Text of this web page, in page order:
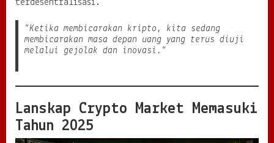
s
f
o
i
e
terdesentralisasi.
“Ketika membicarakan kripto, kita sedang
membicarakan masa depan uang yang terus diuji
melalui gejolak dan inovasi.”
Lanskap Crypto Market Memasuki
Tahun 2025